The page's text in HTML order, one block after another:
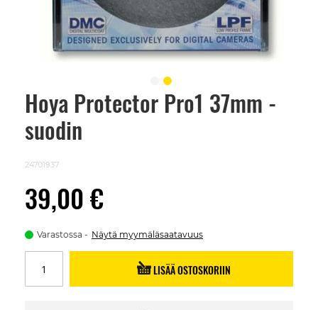
Hoya Protector Pro1 37mm -
suodin
24701937
39,00 €
Varastossa Näytä myymäläsaatavuus
LISÄÄ OSTOSKORIIN
Skip
beginning
images